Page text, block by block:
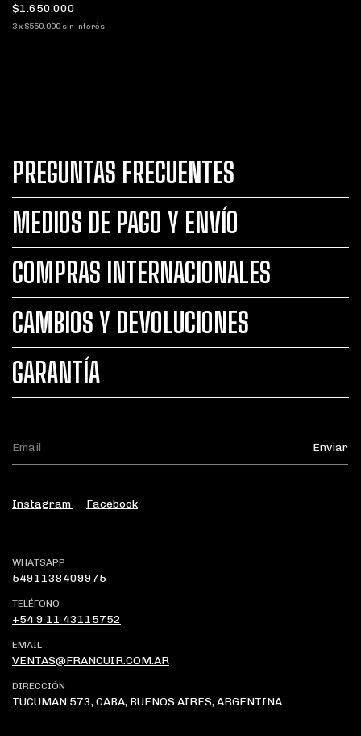
$1.650.000
3x $550.000 sin interés
PREGUNTAS FRECUENTES
MEDIOS DE PAGO Y ENVÍO
COMPRAS INTERNACIONALES
CAMBIOS Y DEVOLUCIONES
GARANTÍA
Instagram Facebook
WHATSAPP
5491138409975
TELÉFONO
+54 9 11 43115752
EMAIL
VENTAS@FRANCUIR.COM.AR
DIRECCIÓN
TUCUMAN 573, CABA, BUENOS AIRES, ARGENTINA